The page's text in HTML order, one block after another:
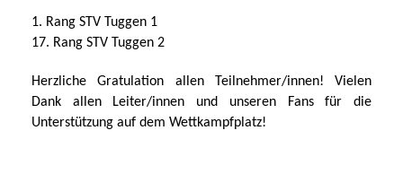
1. Rang STV Tuggen 1
17. Rang STV Tuggen 2
Herzliche Gratulation allen Teilnehmer/innen! Vielen
Dank allen Leiter/innen und unseren Fans für die
Unterstützung auf dem Wettkampfplatz!